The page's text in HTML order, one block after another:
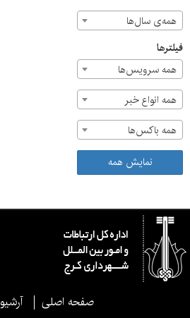
همه‌ی سال‌ها
فیلترها
همه سرویس‌ها
همه انواع خبر
همه باکس‌ها
نمایش همه
صفحه اصلی آرشیو